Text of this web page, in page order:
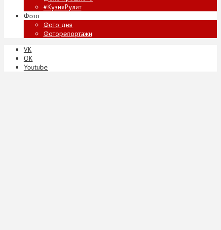
#КузняРулит
Фото
Фото дня
Фоторепортажи
VK
ОК
Youtube